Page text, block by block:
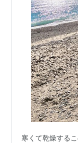
寒くて乾燥する